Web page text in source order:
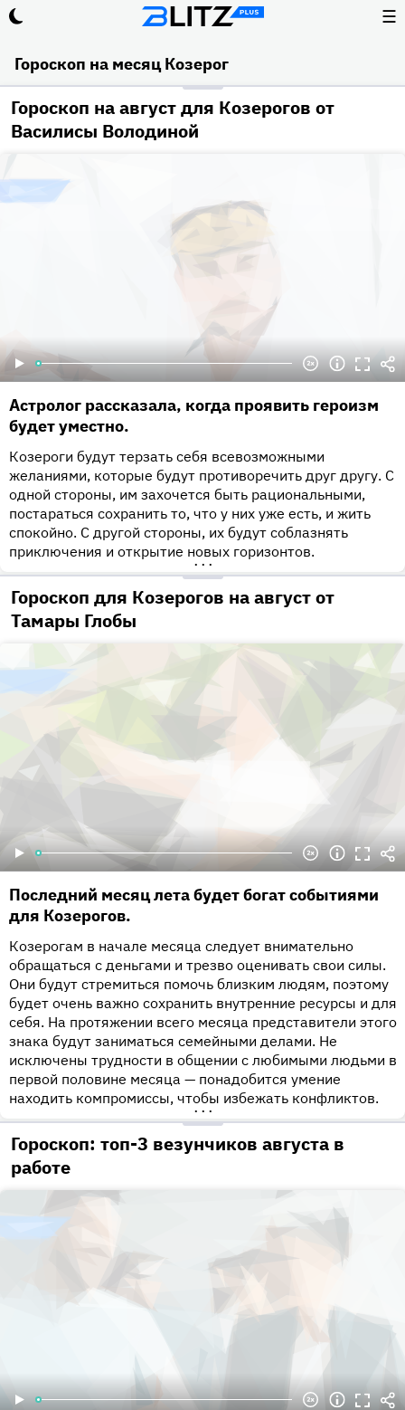
☰
Гороскоп на месяц Козерог
Гороскоп на август для Козерогов от
Василисы Володиной
Астролог рассказала, когда проявить героизм
будет уместно.
Козероги будут терзать себя всевозможными
желаниями, которые будут противоречить друг другу. С
одной стороны, им захочется быть рациональными,
постараться сохранить то, что у них уже есть, и жить
спокойно. С другой стороны, их будут соблазнять
приключения и открытие новых горизонтов.
•••
Гороскоп для Козерогов на август от
Тамары Глобы
Последний месяц лета будет богат событиями
для Козерогов.
Козерогам в начале месяца следует внимательно
обращаться с деньгами и трезво оценивать свои силы.
Они будут стремиться помочь близким людям, поэтому
будет очень важно сохранить внутренние ресурсы и для
себя. На протяжении всего месяца представители этого
знака будут заниматься семейными делами. Не
исключены трудности в общении с любимыми людьми в
первой половине месяца — понадобится умение
находить компромиссы, чтобы избежать конфликтов.
•••
Гороскоп: топ-3 везунчиков августа в
работе